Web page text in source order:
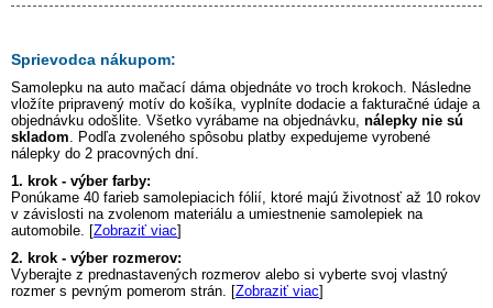
Sprievodca nákupom:
Samolepku na auto mačací dáma objednáte vo troch krokoch. Následne
vložíte pripravený motív do košíka, vyplníte dodacie a fakturačné údaje a
objednávku odošlite. Všetko vyrábame na objednávku, nálepky nie sú
skladom . Podľa zvoleného spôsobu platby expedujeme vyrobené
nálepky do 2 pracovných dní.
1. krok - výber farby:
Ponúkame 40 farieb samolepiacich fólií, ktoré majú životnosť až 10 rokov
v závislosti na zvolenom materiálu a umiestnenie samolepiek na
automobile. [Zobraziť viac]
2. krok - výber rozmerov:
Vyberajte z prednastavených rozmerov alebo si vyberte svoj vlastný
rozmer s pevným pomerom strán. [Zobraziť viac]